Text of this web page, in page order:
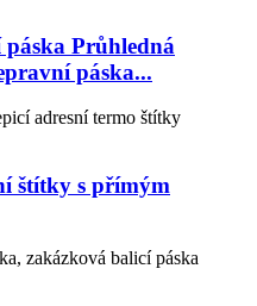
Průhledná
páska...
štítky s přímým